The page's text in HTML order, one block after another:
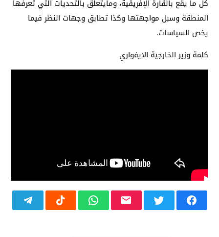
كل ما يقع بالقارة الإفريقية، ومايتعلق بالتحديات التي تعرفها
المنطقة وسبل مواجهتها وكذا تطابق وجهات النظر فيما
يخص السياسات.
كلمة وزير الخارجية الايفواري